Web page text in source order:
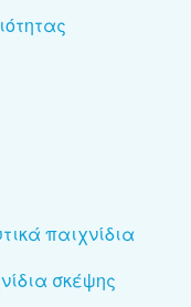
παιχνίδια
σκέψης